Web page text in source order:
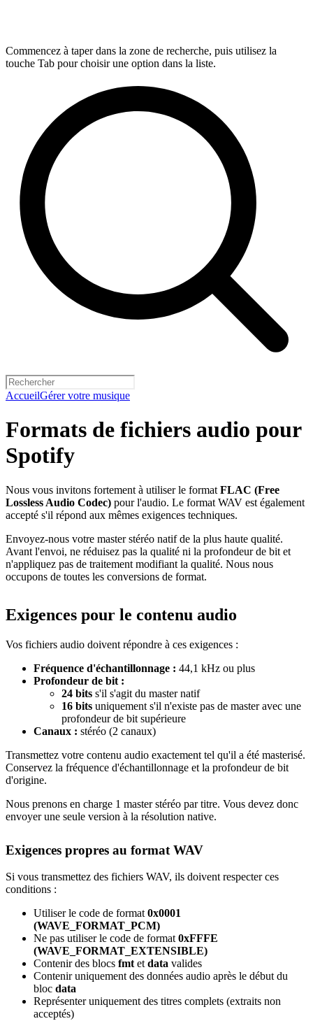
Commencez à taper dans la zone de recherche, puis utilisez la
touche Tab pour choisir une option dans la liste.
AccueilGérer votre musique
Formats de fichiers audio pour
Spotify
Nous vous invitons fortement à utiliser le format FLAC (Free
Lossless Audio Codec) pour l'audio. Le format WAV est également
accepté s'il répond aux mêmes exigences techniques.
Envoyez-nous votre master stéréo natif de la plus haute qualité.
Avant l'envoi, ne réduisez pas la qualité ni la profondeur de bit et
n'appliquez pas de traitement modifiant la qualité. Nous nous
occupons de toutes les conversions de format.
Exigences pour le contenu audio
Vos fichiers audio doivent répondre à ces exigences :
Fréquence d'échantillonnage : 44,1 kHz ou plus
Profondeur de bit :
24 bits s'il s'agit du master natif
16 bits uniquement s'il n'existe pas de master avec une
profondeur de bit supérieure
Canaux : stéréo (2 canaux)
Transmettez votre contenu audio exactement tel qu'il a été masterisé.
Conservez la fréquence d'échantillonnage et la profondeur de bit
d'origine.
Nous prenons en charge 1 master stéréo par titre. Vous devez donc
envoyer une seule version à la résolution native.
Exigences propres au format WAV
Si vous transmettez des fichiers WAV, ils doivent respecter ces
conditions :
Utiliser le code de format0x0001
(WAVE_FORMAT_PCM)
Ne pas utiliser le code de format0xFFFE
(WAVE_FORMAT_EXTENSIBLE)
Contenir des blocs fmtetdata valides
Contenir uniquement des données audio après le début du
bloc data
Représenter uniquement des titres complets (extraits non
acceptés)